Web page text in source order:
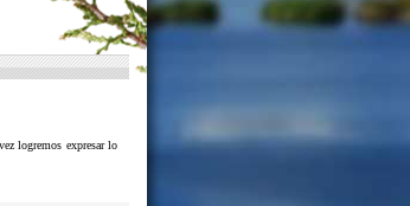
logremos expresar lo